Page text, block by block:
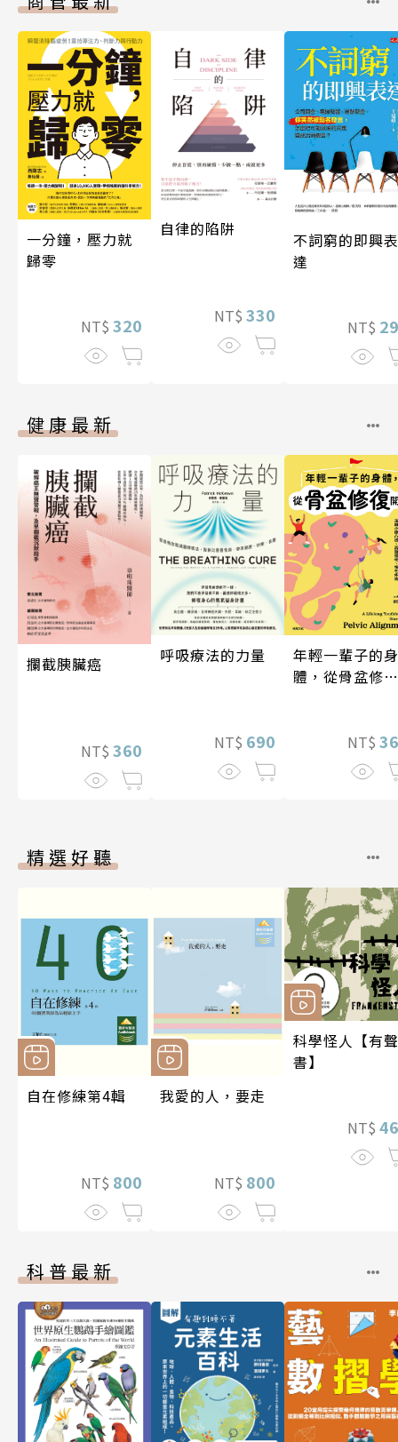
一分鐘，壓力就
歸零
NT$ 320
自律的陷阱
NT$ 330
不詞窮的即興表
達
NT$
健康最新
攔截胰臟癌
NT$ 360
呼吸療法的力量
NT$ 690
年輕一輩子的身
體，從骨盆修復
動」，遠離小腹
凸出、肩頸僵
硬、慢性疼痛
NT$
精選好聽
自在修練第4輯
NT$ 800
我愛的人，要走
NT$ 800
科學怪人【有聲
書】
NT$
科普最新